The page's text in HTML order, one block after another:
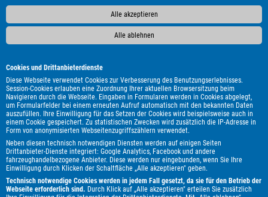
Alle akzeptieren
Alle ablehnen
Cookies und Drittanbieterdienste
Diese Webseite verwendet Cookies zur Verbesserung des Benutzungserlebnisses.
Session-Cookies erlauben eine Zuordnung Ihrer aktuellen Browsersitzung beim
Navigieren durch die Webseite. Eingaben in Formularen werden in Cookies abgelegt,
um Formularfelder bei einem erneuten Aufruf automatisch mit den bekannten Daten
auszufüllen. Ihre Einwilligung für das Setzen der Cookies wird beispielsweise auch in
einem Cookie gespeichert. Zu statistischen Zwecken wird zusätzlich die IP-Adresse in
Form von anonymisierten Webseitenzugriffszählern verwendet.
Neben diesen technisch notwendigen Diensten werden auf einigen Seiten
Drittanbieter-Dienste integriert: Google Analytics, Facebook und andere
fahrzeughandelbezogene Anbieter. Diese werden nur eingebunden, wenn Sie Ihre
Einwilligung durch Klicken der Schaltfläche „Alle akzeptieren" geben.
Technisch notwendige Cookies werden in jedem Fall gesetzt, da sie für den Betrieb der
Webseite erforderlich sind. Durch Klick auf „Alle akzeptieren" erteilen Sie zusätzlich
CS Reisemobile
Cadillac Carado Carthago
Chausson
Chevrolet
Citroën Clever Cupra DAF DFM
DFSK
Dehler Dodge
Foton
GWM Geely
HYMERCAR
Harley-Davidson Hobby Honda
Hyundai
Infiniti
Isuzu Itineo Iveco JAC Jaecoo
Jaguar
Jeep
KGM Kawasaki Kia Knaus LMC Lada
Land
Rover
Leapmotor Lexus MAN MF MG MINI
MV
Agusta
Malibu Maserati Mazda
Mercedes-Benz
Mitsubishi
Mooveo Nissan Omoda Opel
Piaggio
Polestar Porsche Pössl Renault
Royal Alloy
Seat
Skoda Smart Sprite Ssangyong Subaru
Suzuki
T@b
TEC Tabbert Tesla Toyota Volkswagen Volvo